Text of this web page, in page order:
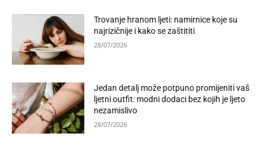
Trovanje hranom ljeti: namirnice koje su
najrizičnije i kako se zaštititi
28/07/2026
Jedan detalj može potpuno promijeniti vaš
ljetni outfit: modni dodaci bez kojih je ljeto
nezamislivo
28/07/2026